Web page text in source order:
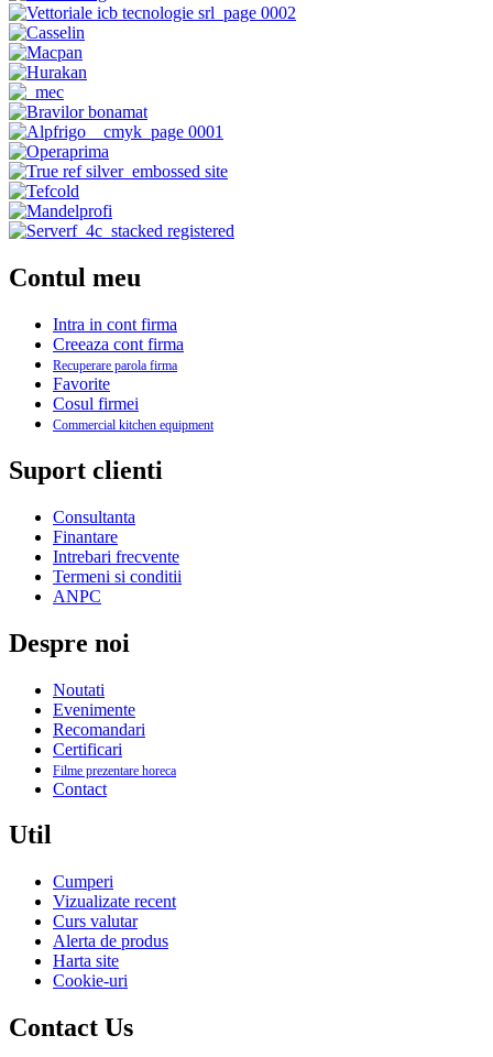
Contul meu
Intra in cont firma
Creeaza cont firma
Recuperare parola firma
Favorite
Cosul firmei
Commercial kitchen equipment
Suport clienti
Consultanta
Finantare
Intrebari frecvente
Termeni si conditii
ANPC
Despre noi
Noutati
Evenimente
Recomandari
Certificari
Filme prezentare horeca
Contact
Util
Cumperi
Vizualizate recent
Curs valutar
Alerta de produs
Harta site
Cookie-uri
Contact Us